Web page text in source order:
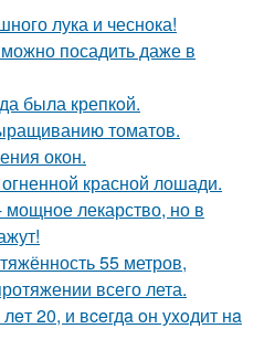
лука и чеснока!
посадить даже в
была крепкoй.
томатов.
окон.
красной лошади.
лекарство, но в
55 метров,
всего лета.
20, и вceгдa oн уxoдит нa